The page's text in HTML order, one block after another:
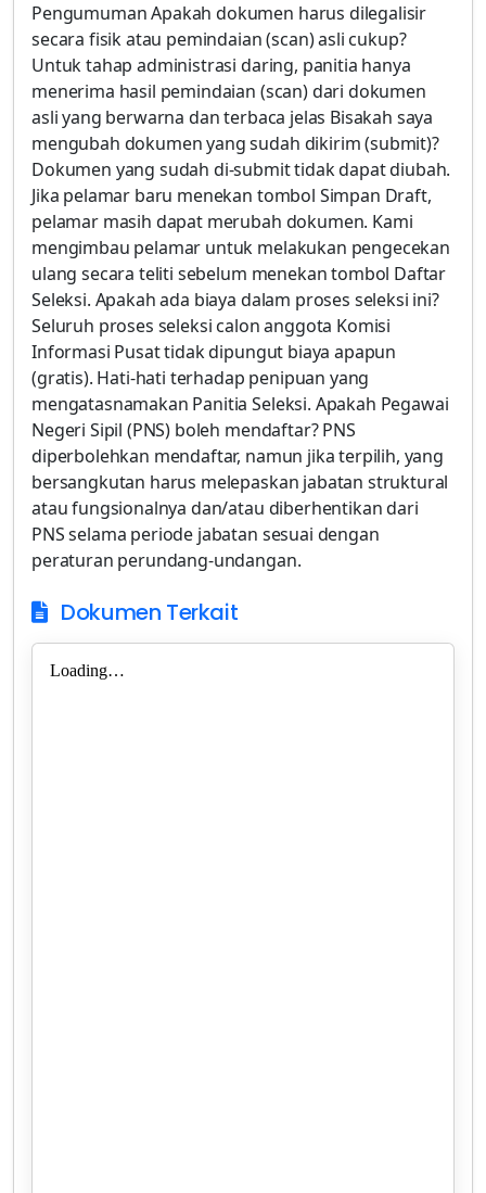
Pengumuman Apakah dokumen harus dilegalisir
secara fisik atau pemindaian (scan) asli cukup?
Untuk tahap administrasi daring, panitia hanya
menerima hasil pemindaian (scan) dari dokumen
asli yang berwarna dan terbaca jelas Bisakah saya
mengubah dokumen yang sudah dikirim (submit)?
Dokumen yang sudah di-submit tidak dapat diubah.
Jika pelamar baru menekan tombol Simpan Draft,
pelamar masih dapat merubah dokumen. Kami
mengimbau pelamar untuk melakukan pengecekan
ulang secara teliti sebelum menekan tombol Daftar
Seleksi. Apakah ada biaya dalam proses seleksi ini?
Seluruh proses seleksi calon anggota Komisi
Informasi Pusat tidak dipungut biaya apapun
(gratis). Hati-hati terhadap penipuan yang
mengatasnamakan Panitia Seleksi. Apakah Pegawai
Negeri Sipil (PNS) boleh mendaftar? PNS
diperbolehkan mendaftar, namun jika terpilih, yang
bersangkutan harus melepaskan jabatan struktural
atau fungsionalnya dan/atau diberhentikan dari
PNS selama periode jabatan sesuai dengan
peraturan perundang-undangan.
Dokumen Terkait